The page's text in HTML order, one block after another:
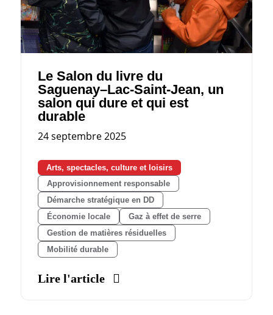
Le Salon du livre du
Saguenay–Lac-Saint-Jean, un
salon qui dure et qui est
durable
24 septembre 2025
Arts, spectacles, culture et loisirs
Approvisionnement responsable
Démarche stratégique en DD
Économie locale
Gaz à effet de serre
Gestion de matières résiduelles
Mobilité durable
Lire l'article